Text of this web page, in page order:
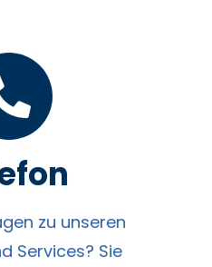
zu unseren
Services? Sie